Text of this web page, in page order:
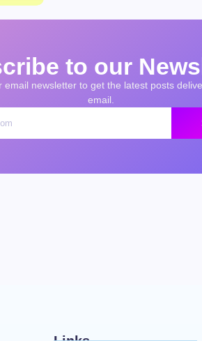
to our
email newsletter to get the latest posts
email.